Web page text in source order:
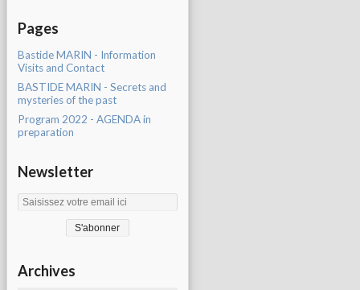
Pages
Bastide MARIN - Information
Visits and Contact
BASTIDE MARIN - Secrets and
mysteries of the past
Program 2022 - AGENDA in
preparation
Newsletter
Archives